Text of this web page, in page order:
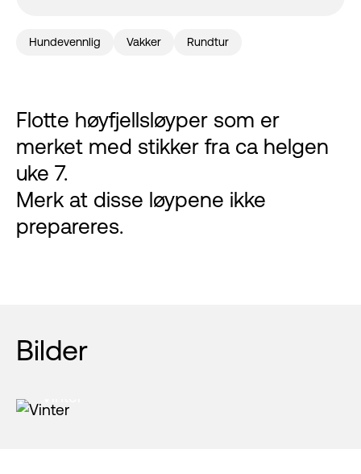
Hundevennlig Vakker Rundtur
Flotte høyfjellsløyper som er
merket med stikker fra ca helgen
uke 7.
Merk at disse løypene ikke
prepareres.
Bilder